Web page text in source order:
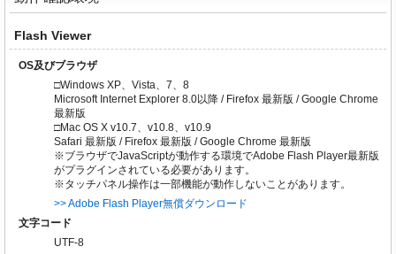
Flash Viewer
OS及びブラウザ
□Windows XP、Vista、7、8
Microsoft Internet Explorer 8.0以降 / Firefox 最新版 / Google Chrome
最新版
□Mac OS X v10.7、v10.8、v10.9
Safari 最新版 / Firefox 最新版 / Google Chrome 最新版
※ブラウザでJavaScriptが動作する環境でAdobe Flash Player最新版
がプラグインされている必要があります。
※タッチパネル操作は一部機能が動作しないことがあります。
>> Adobe Flash Player無償ダウンロード
文字コード
UTF-8